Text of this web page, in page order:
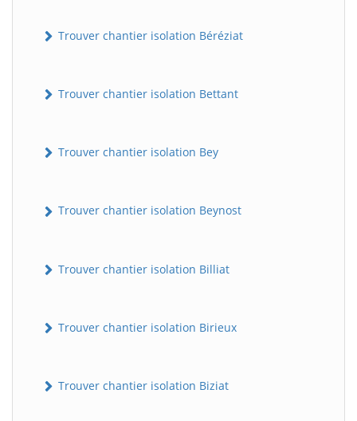
Trouver chantier isolation Béréziat
Trouver chantier isolation Bettant
Trouver chantier isolation Bey
Trouver chantier isolation Beynost
Trouver chantier isolation Billiat
Trouver chantier isolation Birieux
Trouver chantier isolation Biziat